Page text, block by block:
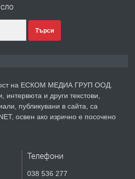
градина!
преди 3 дни
парцел в гр. Хасково кв.
Търси
на ЕСКОМ МЕДИА ГРУП ООД.
интервюта и други текстови,
публикувани в сайта, са
освен ако изрично е посочено
Телефони
038 536 277